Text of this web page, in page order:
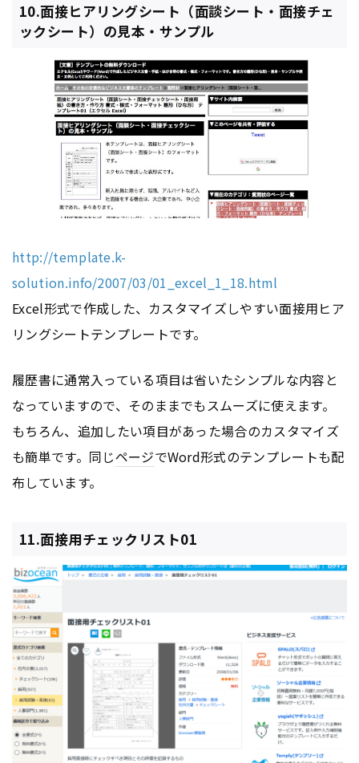
10.面接ヒアリングシート（面談シート・面接チェ
ックシート）の見本・サンプル
http://template.k-
solution.info/2007/03/01_excel_1_18.html
Excel形式で作成した、カスタマイズしやすい面接用ヒア
リングシートテンプレートです。
履歴書に通常入っている項目は省いたシンプルな内容と
なっていますので、そのままでもスムーズに使えます。
もちろん、追加したい項目があった場合のカスタマイズ
も簡単です。同じページでWord形式のテンプレートも配
布しています。
11.面接用チェックリスト01